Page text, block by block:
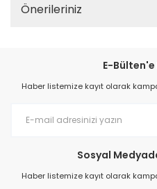
Önerileriniz
E-Bülten'e
Haber listemize kayıt olarak
Sosyal
Haber listemize kayıt olarak